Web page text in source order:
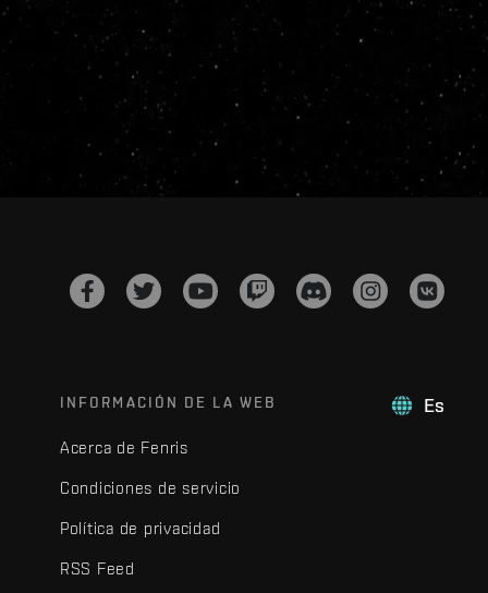
Es
INFORMACIÓN DE LA WEB
Acerca de Fenris
Condiciones de servicio
Política de privacidad
RSS Feed